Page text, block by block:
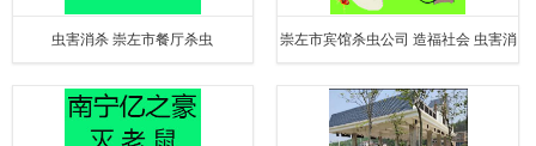
虫害消杀 崇左市餐厅杀虫 崇左市宾馆杀虫公司 造福社会 虫害消
杀